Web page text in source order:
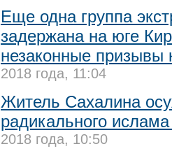
Еще одна группа
задержана на юге
незаконные призывы
2018 года, 11:04
Житель Сахалина
радикального
2018 года, 10:50